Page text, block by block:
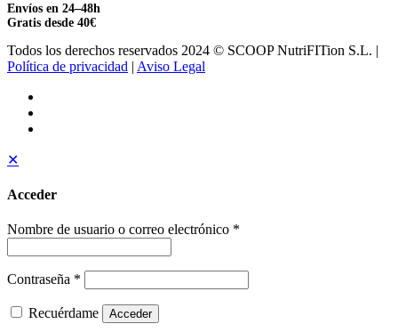
Envíos en 24–48h
Gratis desde 40€
Todos los derechos reservados 2024 © SCOOP NutriFITion S.L. |
Política de privacidad | Aviso Legal
✕
Acceder
Nombre de usuario o correo electrónico *
Contraseña *
Recuérdame Acceder